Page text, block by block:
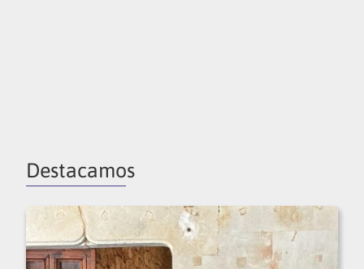
Destacamos